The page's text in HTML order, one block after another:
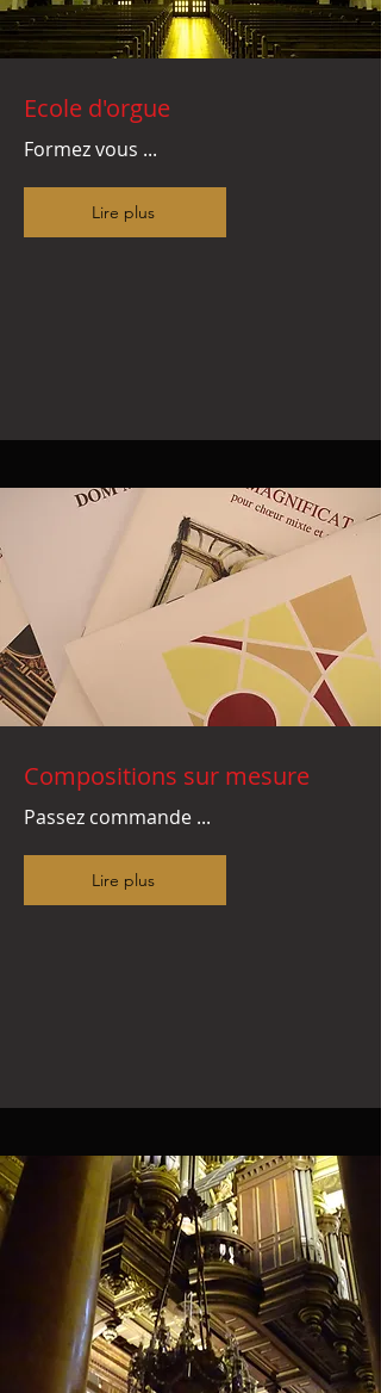
Ecole d'orgue
Formez vous ...
Lire plus
Compositions sur mesure
Passez commande ...
Lire plus